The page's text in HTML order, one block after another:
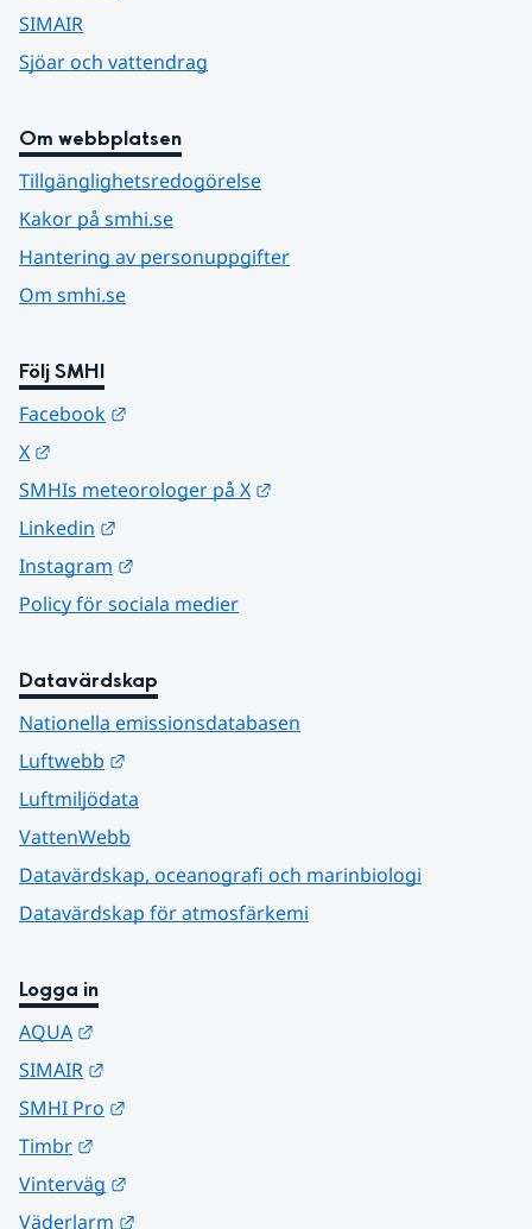
SIMAIR
Sjöar och vattendrag
Om webbplatsen
Tillgänglighetsredogörelse
Kakor på smhi.se
Hantering av personuppgifter
Om smhi.se
Följ SMHI
Facebook
X
SMHIs meteorologer på X
Linkedin
Instagram
Policy för sociala medier
Datavärdskap
Nationella emissionsdatabasen
Luftwebb
Luftmiljödata
VattenWebb
Datavärdskap, oceanografi och marinbiologi
Datavärdskap för atmosfärkemi
Logga in
AQUA
SIMAIR
SMHI Pro
Timbr
Vinterväg
Väderlarm